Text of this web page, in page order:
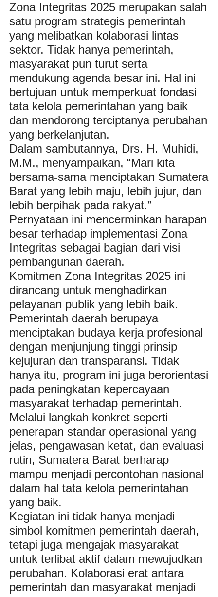
Zona Integritas 2025 merupakan salah
satu program strategis pemerintah
yang melibatkan kolaborasi lintas
sektor. Tidak hanya pemerintah,
masyarakat pun turut serta
mendukung agenda besar ini. Hal ini
bertujuan untuk memperkuat fondasi
tata kelola pemerintahan yang baik
dan mendorong terciptanya perubahan
yang berkelanjutan.
Dalam sambutannya, Drs. H. Muhidi,
M.M., menyampaikan, “Mari kita
bersama-sama menciptakan Sumatera
Barat yang lebih maju, lebih jujur, dan
lebih berpihak pada rakyat.”
Pernyataan ini mencerminkan harapan
besar terhadap implementasi Zona
Integritas sebagai bagian dari visi
pembangunan daerah.
Komitmen Zona Integritas 2025 ini
dirancang untuk menghadirkan
pelayanan publik yang lebih baik.
Pemerintah daerah berupaya
menciptakan budaya kerja profesional
dengan menjunjung tinggi prinsip
kejujuran dan transparansi. Tidak
hanya itu, program ini juga berorientasi
pada peningkatan kepercayaan
masyarakat terhadap pemerintah.
Melalui langkah konkret seperti
penerapan standar operasional yang
jelas, pengawasan ketat, dan evaluasi
rutin, Sumatera Barat berharap
mampu menjadi percontohan nasional
dalam hal tata kelola pemerintahan
yang baik.
Kegiatan ini tidak hanya menjadi
simbol komitmen pemerintah daerah,
tetapi juga mengajak masyarakat
untuk terlibat aktif dalam mewujudkan
perubahan. Kolaborasi erat antara
pemerintah dan masyarakat menjadi